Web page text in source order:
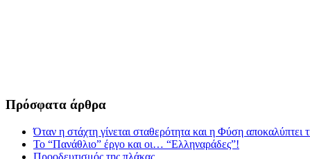
Πρόσφατα άρθρα
Όταν η στάχτη γίνεται σταθερότητα και η Φύση αποκαλύπτει
Το “Πανάθλιο” έργο και οι… “Ελληναράδες”!
Προοδευτισμός της πλάκας